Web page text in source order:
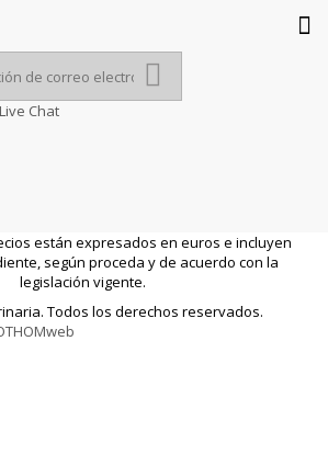
Chat
están expresados en euros e incluyen
según proceda y de acuerdo con la
legislación vigente.
Todos los derechos reservados.